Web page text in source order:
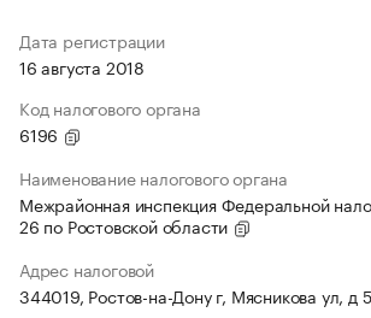
Дата регистрации
16 августа 2018
Код налогового органа
6196
Наименование налогового органа
Межрайонная инспекция Федеральной
26 по Ростовской области
Адрес налоговой
344019, Ростов-на-Дону г, Мясникова ул, д